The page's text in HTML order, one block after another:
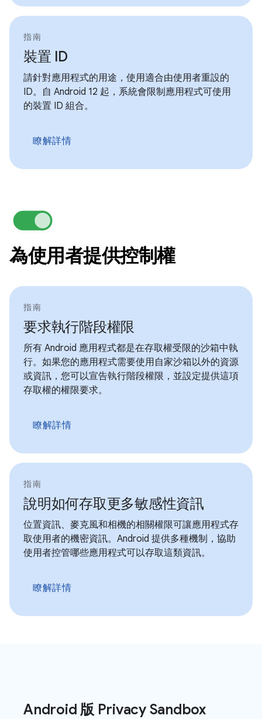
指南
裝置 ID
請針對應用程式的用途，使用適合由使用者重設的
ID。自 Android 12 起，系統會限制應用程式可使用
的裝置 ID 組合。
瞭解詳情
為使用者提供控制權
指南
要求執行階段權限
所有 Android 應用程式都是在存取權受限的沙箱中執
行。如果您的應用程式需要使用自家沙箱以外的資源
或資訊，您可以宣告執行階段權限，並設定提供這項
存取權的權限要求。
瞭解詳情
指南
說明如何存取更多敏感性資訊
位置資訊、麥克風和相機的相關權限可讓應用程式存
取使用者的機密資訊。Android 提供多種機制，協助
使用者控管哪些應用程式可以存取這類資訊。
瞭解詳情
Android 版 Privacy Sandbox